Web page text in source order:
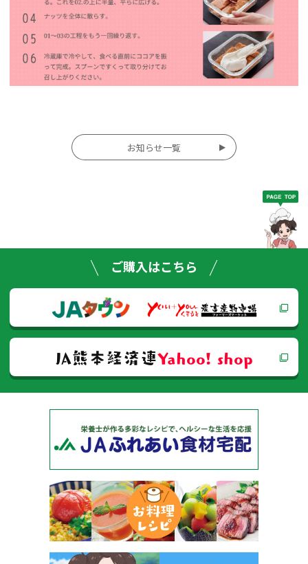
投
稿
ゲー
ショ
ン
お知らせ一覧
ご購入はこちら
JA熊本経済連Yahoo! shop